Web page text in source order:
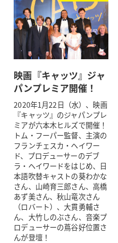
映画『キャッツ』ジャ
パンプレミア開催！
2020年1月22日（水）、映画
『キャッツ』のジャパンプレ
ミアが六本木ヒルズで開催！
トム・フーパー監督、主演の
フランチェスカ・ヘイワー
ド、プロデューサーのデブ
ラ・ヘイワードをはじめ、日
本語吹替キャストの葵わかな
さん、山崎育三郎さん、高橋
あず美さん、秋山竜次さん
（ロバート）、大貫勇輔さ
ん、大竹しのぶさん、音楽プ
ロデューサーの蔦谷好位置さ
んが登壇！